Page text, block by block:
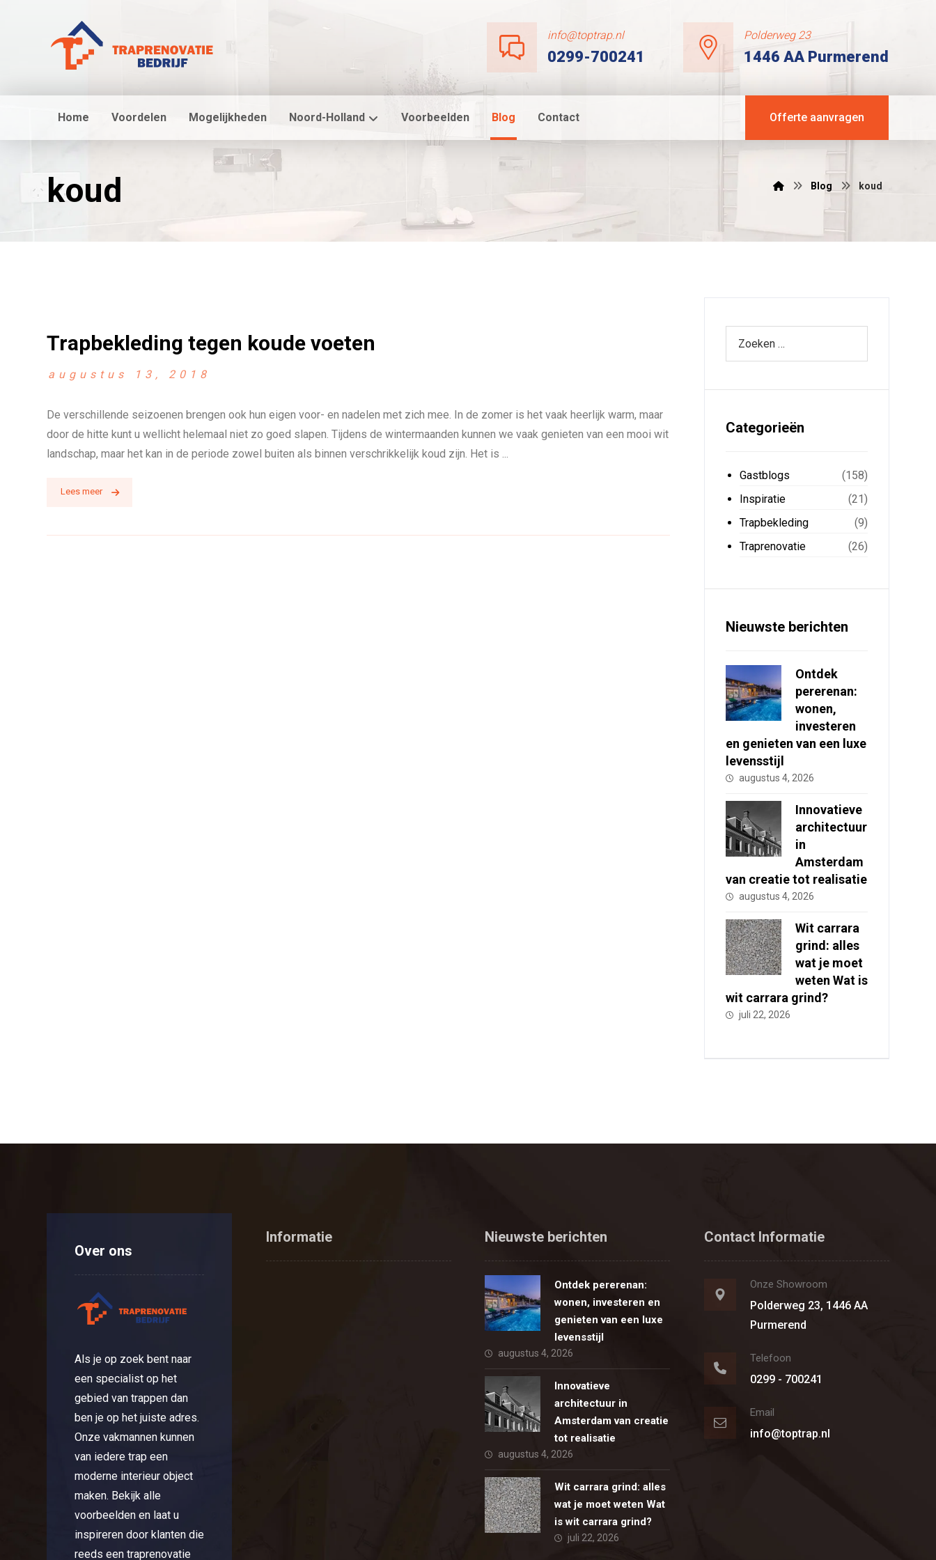
Polderweg 23
1446 AA Purmerend
info@toptrap.nl
0299-700241
Home Voordelen Mogelijkheden Noord-Holland Voorbeelden Blog Contact Offerte aanvragen
koud Blog koud
Trapbekleding tegen koude voeten
augustus 13, 2018
De verschillende seizoenen brengen ook hun eigen voor- en nadelen met zich mee. In de zomer is het vaak heerlijk warm, maar
door de hitte kunt u wellicht helemaal niet zo goed slapen. Tijdens de wintermaanden kunnen we vaak genieten van een mooi wit
landschap, maar het kan in de periode zowel buiten als binnen verschrikkelijk koud zijn. Het is ...
Lees meer
Categorieën
Gastblogs
(158)
Inspiratie
(21)
Trapbekleding
(9)
Traprenovatie
(26)
Nieuwste berichten
Ontdek
pererenan:
wonen,
investeren
en genieten van een luxe
levensstijl
augustus 4, 2026
Innovatieve
architectuur
in
Amsterdam
van creatie tot realisatie
augustus 4, 2026
Wit carrara
grind: alles
wat je moet
weten Wat is
wit carrara grind?
juli 22, 2026
Over ons
Als je op zoek bent naar
een specialist op het
gebied van trappen dan
ben je op het juiste adres.
Onze vakmannen kunnen
van iedere trap een
moderne interieur object
maken. Bekijk alle
voorbeelden en laat u
inspireren door klanten die
reeds een traprenovatie
Informatie Nieuwste berichten
Ontdek pererenan:
wonen, investeren en
genieten van een luxe
levensstijl
augustus 4, 2026
Innovatieve
architectuur in
Amsterdam van creatie
tot realisatie
augustus 4, 2026
Wit carrara grind: alles
wat je moet weten Wat
is wit carrara grind?
juli 22, 2026
Contact Informatie
Onze Showroom
Polderweg 23, 1446 AA
Purmerend
Telefoon
0299 - 700241
Email
info@toptrap.nl